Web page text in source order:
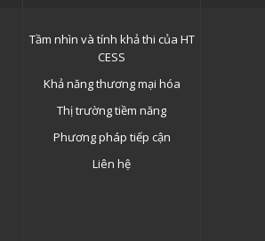
Tầm nhìn và tính khả thi của HT
CESS
Khả năng thương mại hóa
Thị trường tiềm năng
Phương pháp tiếp cận
Liên hệ